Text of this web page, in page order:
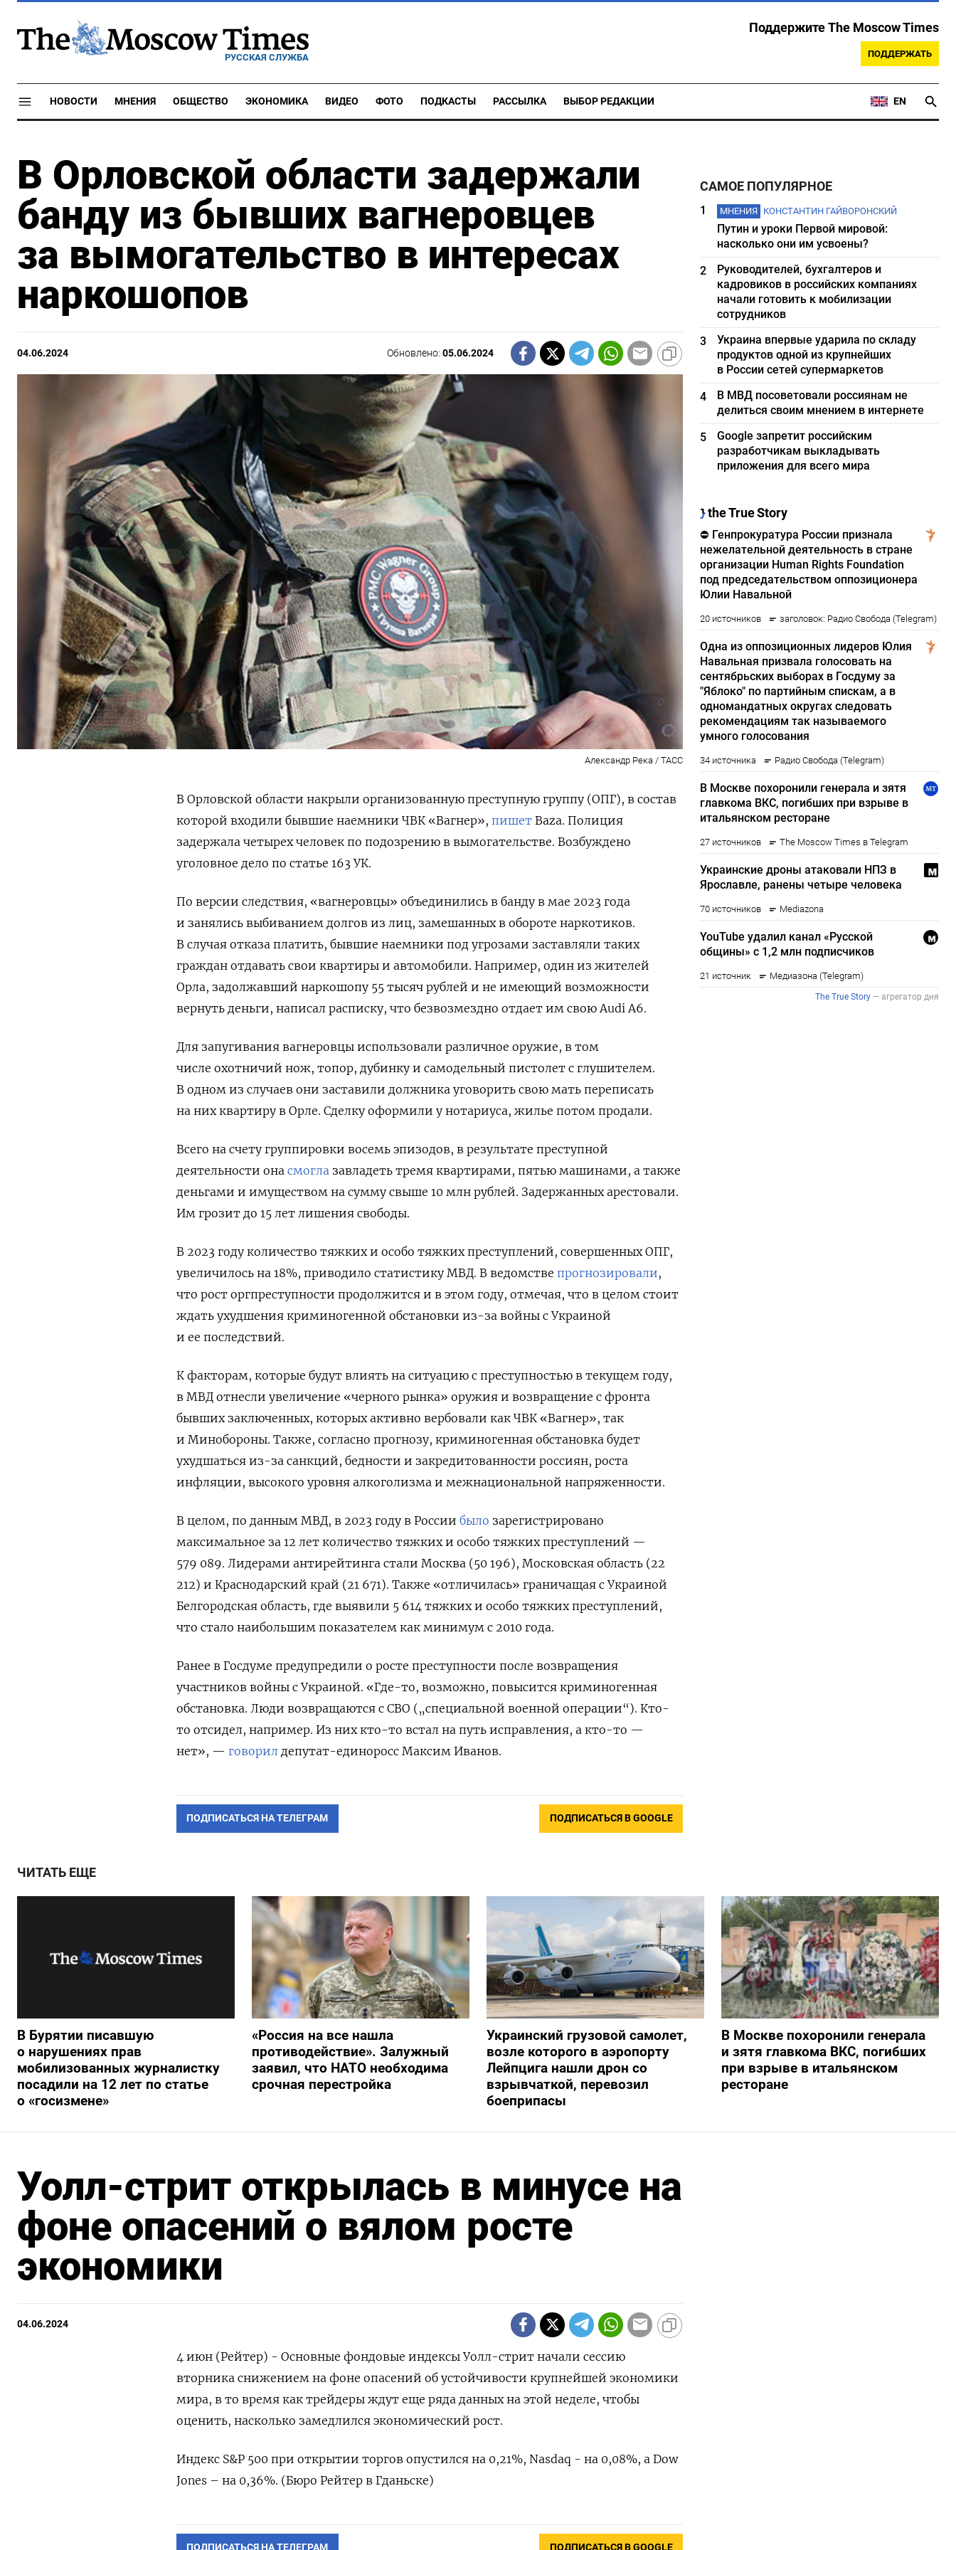
РУССКАЯ СЛУЖБА
Поддержите The Moscow Times
ПОДДЕРЖАТЬ
НОВОСТИ МНЕНИЯ ОБЩЕСТВО ЭКОНОМИКА ВИДЕО ФОТО ПОДКАСТЫ РАССЫЛКА ВЫБОР РЕДАКЦИИ EN
В Орловской области задержали
банду из бывших вагнеровцев
за вымогательство в интересах
наркошопов
04.06.2024 Обновлено:05.06.2024
Александр Река / ТАСС
В Орловской области накрыли организованную преступную группу (ОПГ), в состав
которой входили бывшие наемники ЧВК «Вагнер», пишет Baza. Полиция
задержала четырех человек по подозрению в вымогательстве. Возбуждено
уголовное дело по статье 163 УК.
По версии следствия, «вагнеровцы» объединились в банду в мае 2023 года
и занялись выбиванием долгов из лиц, замешанных в обороте наркотиков.
В случая отказа платить, бывшие наемники под угрозами заставляли таких
граждан отдавать свои квартиры и автомобили. Например, один из жителей
Орла, задолжавший наркошопу 55 тысяч рублей и не имеющий возможности
вернуть деньги, написал расписку, что безвозмездно отдает им свою Audi A6.
Для запугивания вагнеровцы использовали различное оружие, в том
числе охотничий нож, топор, дубинку и самодельный пистолет с глушителем.
В одном из случаев они заставили должника уговорить свою мать переписать
на них квартиру в Орле. Сделку оформили у нотариуса, жилье потом продали.
Всего на счету группировки восемь эпизодов, в результате преступной
деятельности она смогла завладеть тремя квартирами, пятью машинами, а также
деньгами и имуществом на сумму свыше 10 млн рублей. Задержанных арестовали.
Им грозит до 15 лет лишения свободы.
В 2023 году количество тяжких и особо тяжких преступлений, совершенных ОПГ,
увеличилось на 18%, приводило статистику МВД. В ведомстве прогнозировали,
что рост оргпреступности продолжится и в этом году, отмечая, что в целом стоит
ждать ухудшения криминогенной обстановки из-за войны с Украиной
и ее последствий.
К факторам, которые будут влиять на ситуацию с преступностью в текущем году,
в МВД отнесли увеличение «черного рынка» оружия и возвращение с фронта
бывших заключенных, которых активно вербовали как ЧВК «Вагнер», так
и Минобороны. Также, согласно прогнозу, криминогенная обстановка будет
ухудшаться из-за санкций, бедности и закредитованности россиян, роста
инфляции, высокого уровня алкоголизма и межнациональной напряженности.
В целом, по данным МВД, в 2023 году в России было зарегистрировано
максимальное за 12 лет количество тяжких и особо тяжких преступлений —
579 089. Лидерами антирейтинга стали Москва (50 196), Московская область (22
212) и Краснодарский край (21 671). Также «отличилась» граничащая с Украиной
Белгородская область, где выявили 5 614 тяжких и особо тяжких преступлений,
что стало наибольшим показателем как минимум с 2010 года.
Ранее в Госдуме предупредили о росте преступности после возвращения
участников войны с Украиной. «Где-то, возможно, повысится криминогенная
обстановка. Люди возвращаются с СВО („специальной военной операции“). Кто-
то отсидел, например. Из них кто-то встал на путь исправления, а кто-то —
нет», — говорил депутат-единоросс Максим Иванов.
ПОДПИСАТЬСЯ НА ТЕЛЕГРАМ ПОДПИСАТЬСЯ В GOOGLE
САМОЕ ПОПУЛЯРНОЕ
1 МНЕНИЯ КОНСТАНТИН ГАЙВОРОНСКИЙ
Путин и уроки Первой мировой:
насколько они им усвоены?
2
Руководителей, бухгалтеров и
кадровиков в российских компаниях
начали готовить к мобилизации
сотрудников
3
Украина впервые ударила по складу
продуктов одной из крупнейших
в России сетей супермаркетов
4
В МВД посоветовали россиянам не
делиться своим мнением в интернете
5
Google запретит российским
разработчикам выкладывать
приложения для всего мира
ЧИТАТЬ ЕЩЕ
В Бурятии писавшую
о нарушениях прав
мобилизованных журналистку
посадили на 12 лет по статье
о «госизмене»
«Россия на все нашла
противодействие». Залужный
заявил, что НАТО необходима
срочная перестройка
Украинский грузовой самолет,
возле которого в аэропорту
Лейпцига нашли дрон со
взрывчаткой, перевозил
боеприпасы
В Москве похоронили генерала
и зятя главкома ВКС, погибших
при взрыве в итальянском
ресторане
Уолл-стрит открылась в минусе на
фоне опасений о вялом росте
экономики
04.06.2024
4 июн (Рейтер) - Основные фондовые индексы Уолл-стрит начали сессию
вторника снижением на фоне опасений об устойчивости крупнейшей экономики
мира, в то время как трейдеры ждут еще ряда данных на этой неделе, чтобы
оценить, насколько замедлился экономический рост.
Индекс S&P 500 при открытии торгов опустился на 0,21%, Nasdaq - на 0,08%, а Dow
Jones – на 0,36%. (Бюро Рейтер в Гданьске)
ПОДПИСАТЬСЯ НА ТЕЛЕГРАМ ПОДПИСАТЬСЯ В GOOGLE